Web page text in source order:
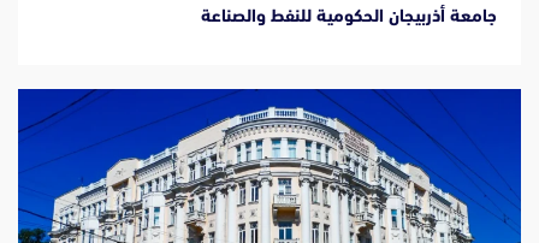
جامعة أذربيجان الحكومية للنفط والصناعة